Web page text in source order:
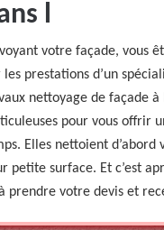
l
votre façade, vous
les prestations d’un
nettoyage de façade à
pour vous offrir
Elles nettoient
petite surface. Et c’est
prendre votre devis et